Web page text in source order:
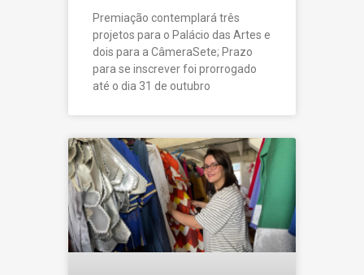
Premiação contemplará três
projetos para o Palácio das Artes e
dois para a CâmeraSete; Prazo
para se inscrever foi prorrogado
até o dia 31 de outubro